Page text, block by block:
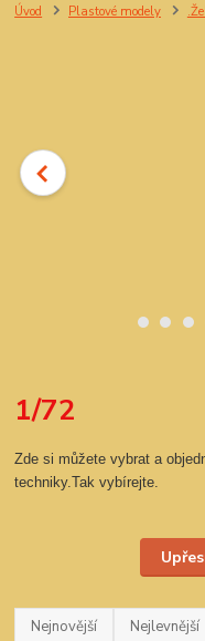
Úvod Plastové modely
1/72
Zde si můžete vybrat a
techniky.Tak vybírejte.
Nejnovější Nejlevnější